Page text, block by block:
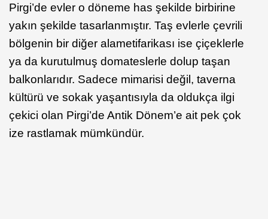
Pirgi’de evler o döneme has şekilde birbirine
yakın şekilde tasarlanmıştır. Taş evlerle çevrili
bölgenin bir diğer alametifarikası ise çiçeklerle
ya da kurutulmuş domateslerle dolup taşan
balkonlarıdır. Sadece mimarisi değil, taverna
kültürü ve sokak yaşantısıyla da oldukça ilgi
çekici olan Pirgi’de Antik Dönem’e ait pek çok
ize rastlamak mümkündür.